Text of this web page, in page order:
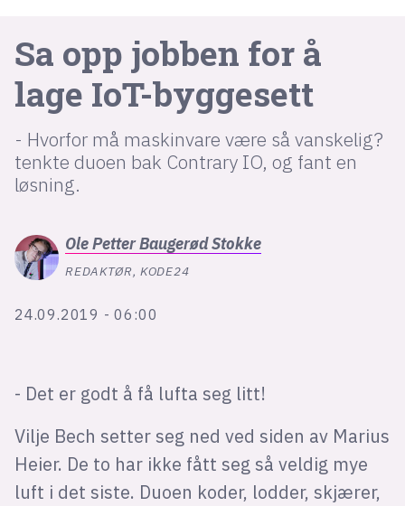
Sa opp jobben for å
lage IoT-byggesett
- Hvorfor må maskinvare være så vanskelig?
tenkte duoen bak Contrary IO, og fant en
løsning.
Ole PetterBaugerød Stokke
REDAKTØR, KODE24
24.09.2019 - 06:00
- Det er godt å få lufta seg litt!
Vilje Bech setter seg ned ved siden av Marius
Heier. De to har ikke fått seg så veldig mye
luft i det siste. Duoen koder, lodder, skjærer,
nyhetsbrev
kode24-klubben
LinkedIn
Bluesky
Facebook
annonsepriser
annonseguide
Bli firmapartner